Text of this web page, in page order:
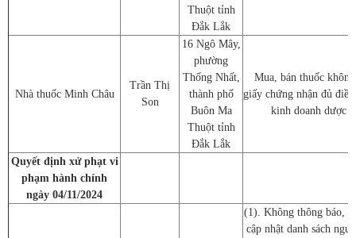
Thuột tỉnh
Đắk Lắk
Nhà thuốc Minh Châu
Trần Thị
Son
16 Ngô Mây,
phường
Thống Nhất,
thành phố
Buôn Ma
Thuột tỉnh
Đắk Lắk
Mua, bán thuốc
giấy chứng nhận đủ
kinh doanh dược
Quyết định xử phạt vi
phạm hành chính
ngày 04/11/2024
(1). Không thông báo,
cập nhật danh sách